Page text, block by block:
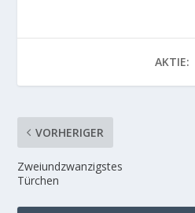
AKTIE:
VORHERIGER
Zweiundzwanzigstes
Türchen